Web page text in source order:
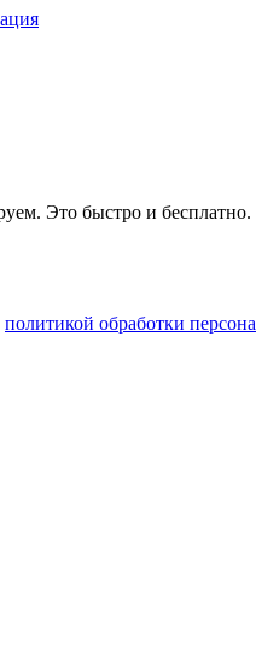
Это быстро и бесплатно.
политикой обработки